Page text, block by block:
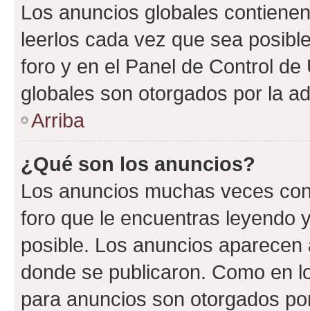
Los anuncios globales
leerlos cada vez que sea
foro y en el Panel de Control
globales son otorgados por la
Arriba
¿Qué son los anuncios?
Los anuncios muchas veces
foro que le encuentras leyendo
posible. Los anuncios
donde se publicaron. Como en
para anuncios son otorgados